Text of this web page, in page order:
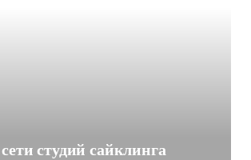
студий сайклинга